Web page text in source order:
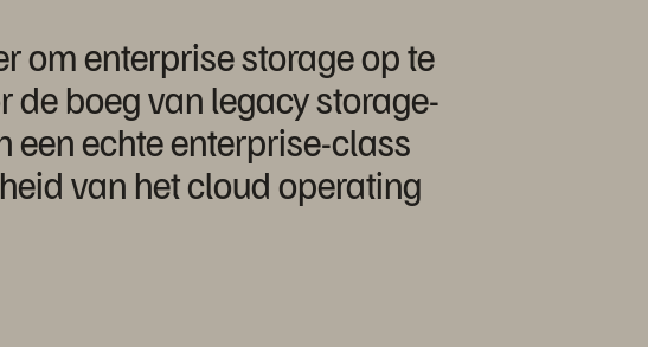
om enterprise storage op te
boeg van legacy storage-
een echte enterprise-class
van het cloud operating